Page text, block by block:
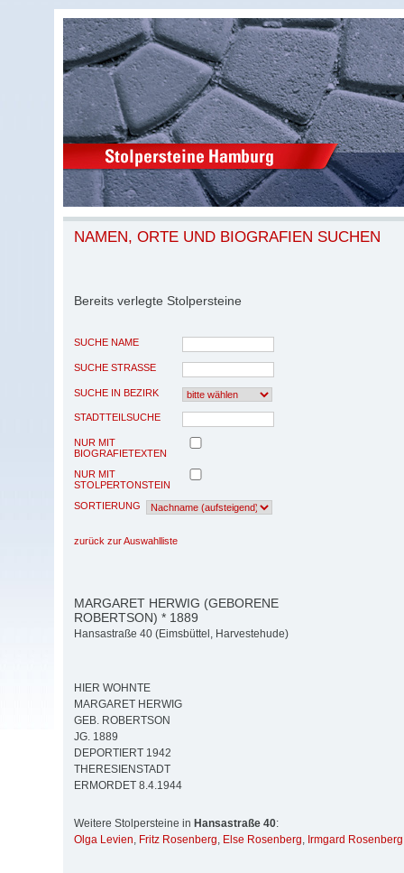
NAMEN, ORTE UND BIOGRAFIEN SUCHEN
Bereits verlegte Stolpersteine
SUCHE NAME
SUCHE STRASSE
SUCHE IN BEZIRK
STADTTEILSUCHE
NUR MIT
BIOGRAFIETEXTEN
NUR MIT
STOLPERTONSTEIN
SORTIERUNG
zurück zur Auswahlliste
MARGARET HERWIG (GEBORENE
ROBERTSON) * 1889
Hansastraße 40 (Eimsbüttel, Harvestehude)
HIER WOHNTE
MARGARET HERWIG
GEB. ROBERTSON
JG. 1889
DEPORTIERT 1942
THERESIENSTADT
ERMORDET 8.4.1944
Weitere Stolpersteine in Hansastraße 40:
Olga Levien, Fritz Rosenberg, Else Rosenberg, Irmgard Rosenberg